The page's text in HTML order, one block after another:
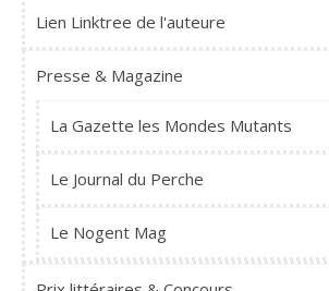
Lien Linktree de l'auteure
Presse & Magazine
La Gazette les Mondes Mutants
Le Journal du Perche
Le Nogent Mag